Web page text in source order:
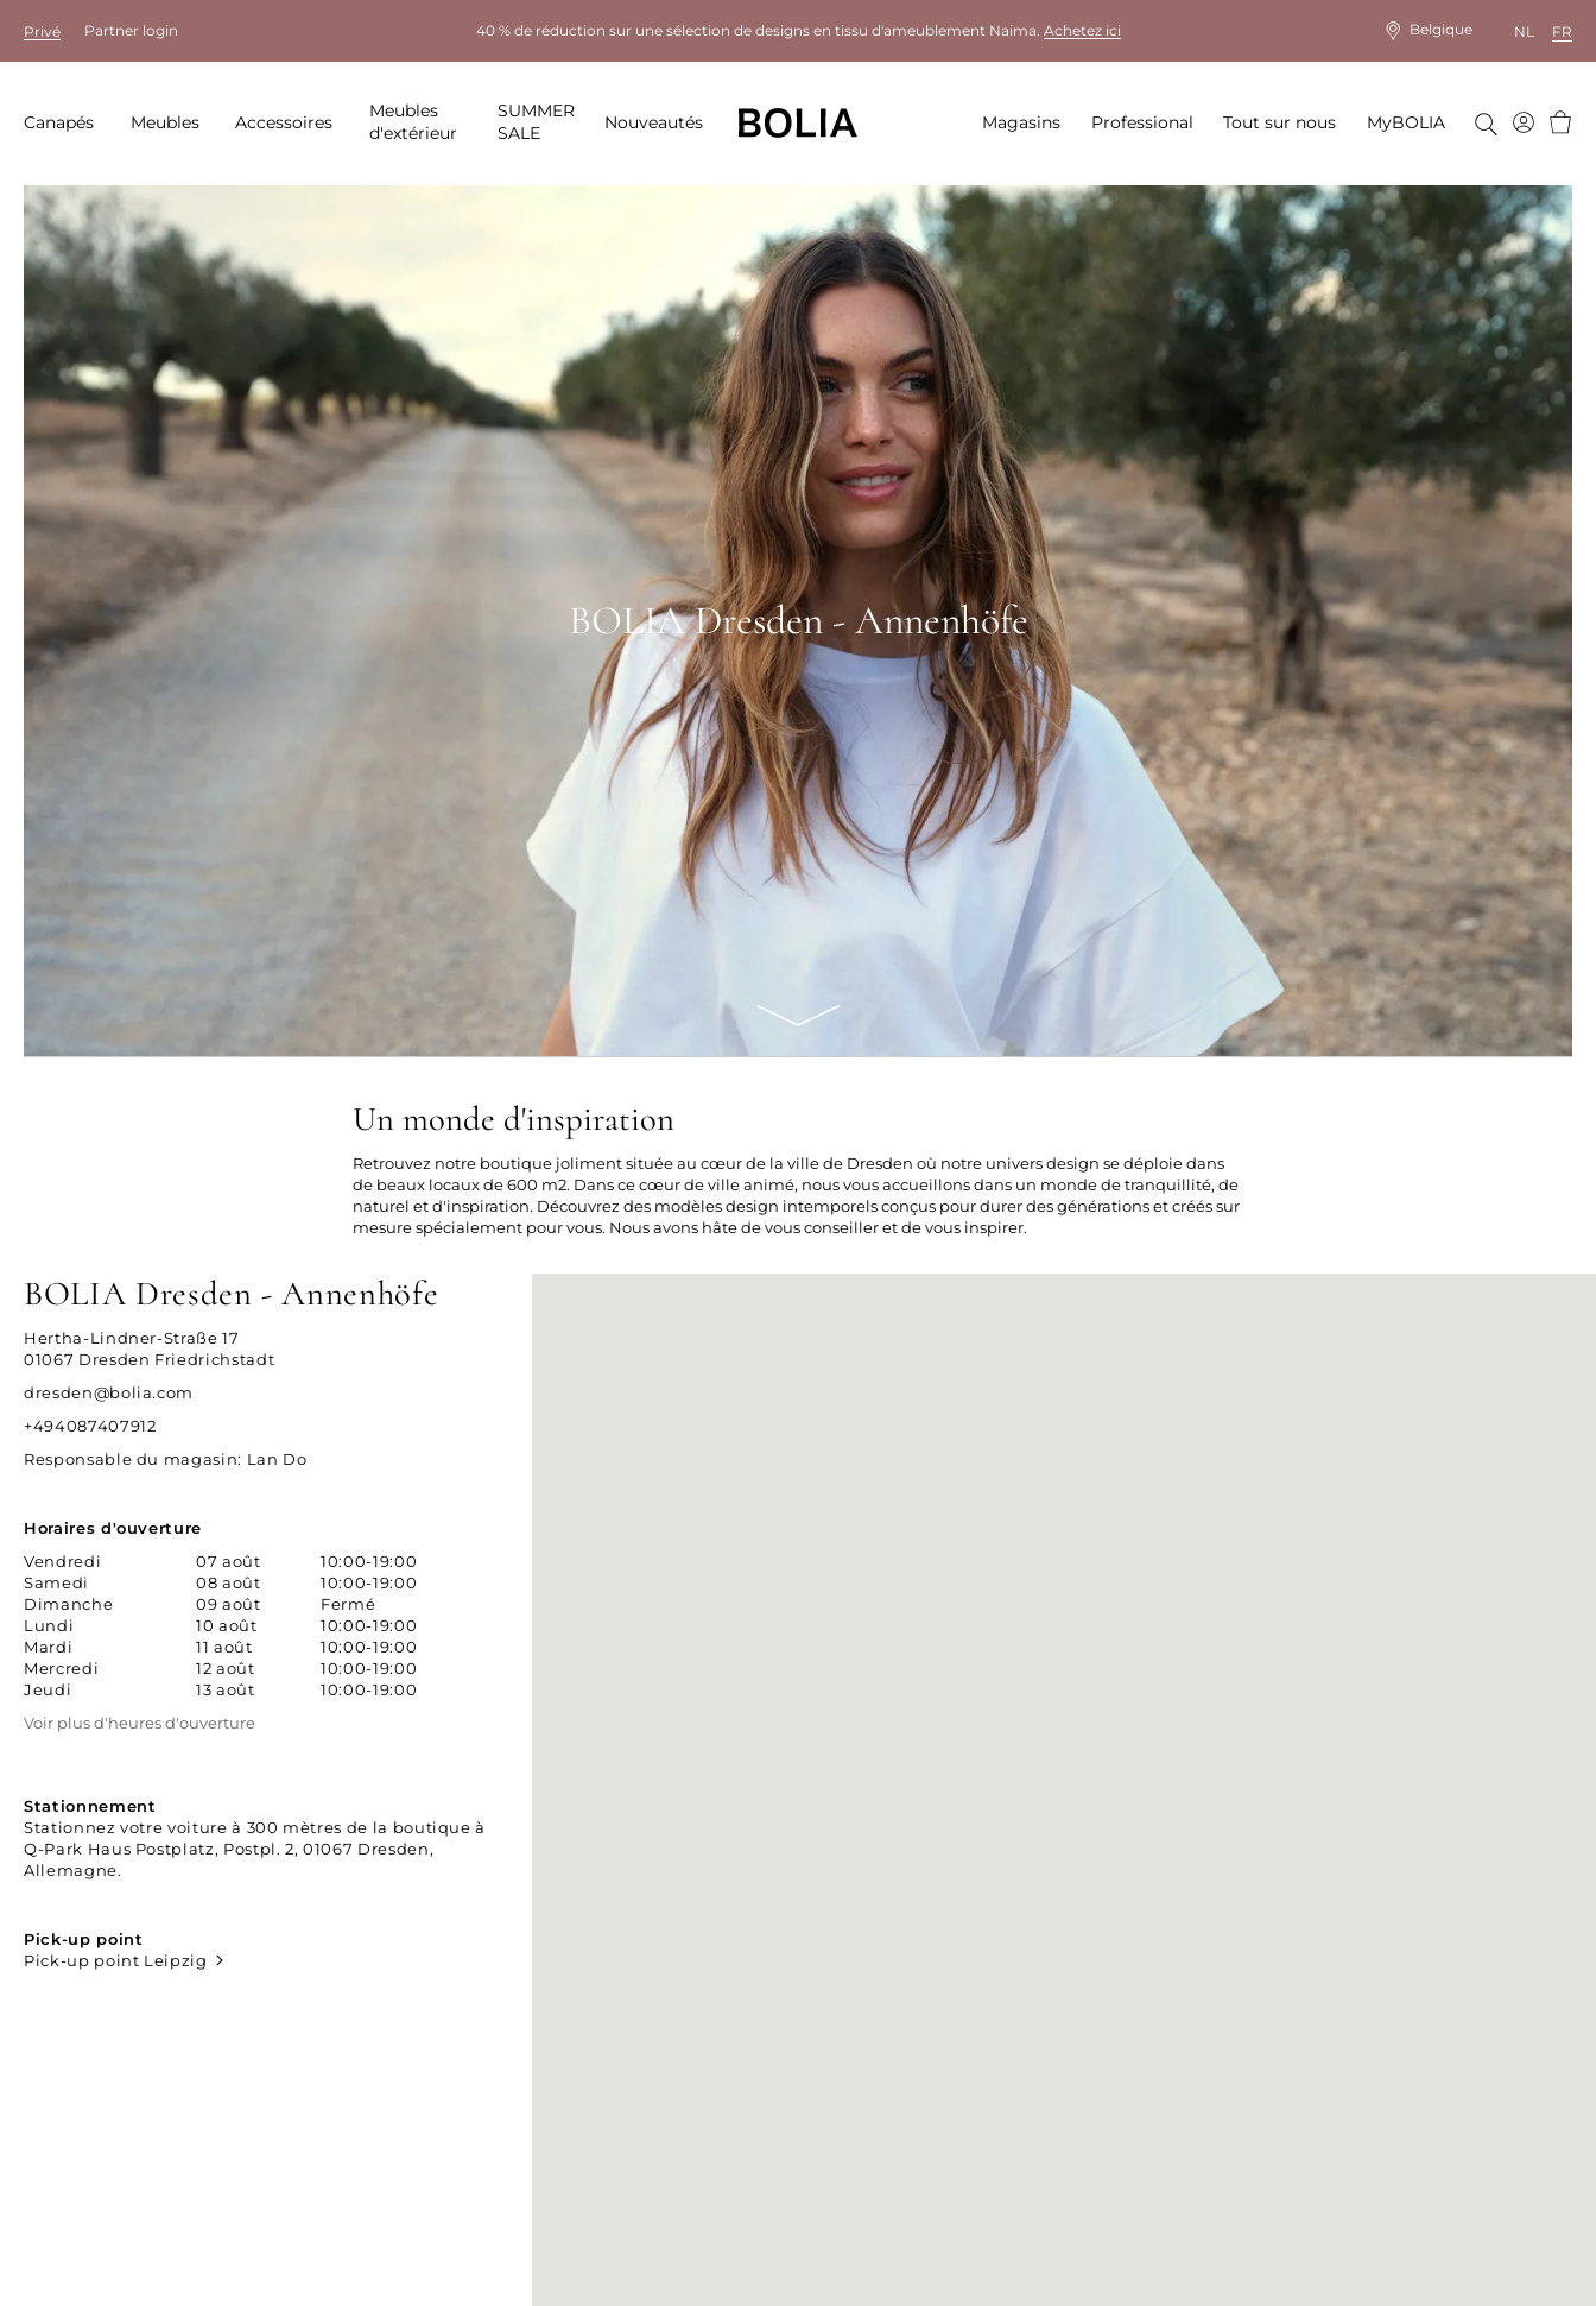
Privé Partner login 40 % de réduction sur une sélection de designs en tissu d'ameublement Naima. Achetez ici Belgique NL FR
Canapés Meubles Accessoires
Meubles
d'extérieur
SUMMER
SALE
Nouveautés Magasins Professional Tout sur nous MyBOLIA
BOLIA Dresden - Annenhöfe
Un monde d'inspiration
Retrouvez notre boutique joliment située au cœur de la ville de Dresden où notre univers design se déploie dans
de beaux locaux de 600 m2. Dans ce cœur de ville animé, nous vous accueillons dans un monde de tranquillité, de
naturel et d'inspiration. Découvrez des modèles design intemporels conçus pour durer des générations et créés sur
mesure spécialement pour vous. Nous avons hâte de vous conseiller et de vous inspirer.
BOLIA Dresden - Annenhöfe
Hertha-Lindner-Straße 17
01067 Dresden Friedrichstadt
dresden@bolia.com
+494087407912
Responsable du magasin: Lan Do
Horaires d'ouverture
Vendredi
07 août
10:00-19:00
Samedi
08 août
10:00-19:00
Dimanche
09 août
Fermé
Lundi
10 août
10:00-19:00
Mardi
11 août
10:00-19:00
Mercredi
12 août
10:00-19:00
Jeudi
13 août
10:00-19:00
Voir plus d'heures d'ouverture
Stationnement
Stationnez votre voiture à 300 mètres de la boutique à
Q-Park Haus Postplatz, Postpl. 2, 01067 Dresden,
Allemagne.
Pick-up point
Pick-up point Leipzig